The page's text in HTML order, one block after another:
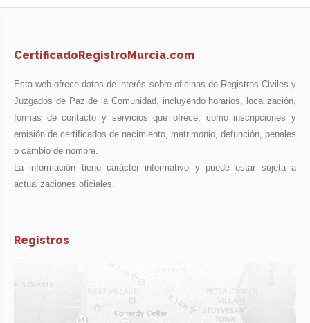
CertificadoRegistroMurcia.com
Esta web ofrece datos de interés sobre oficinas de Registros Civiles y
Juzgados de Paz de la Comunidad, incluyendo horarios, localización,
formas de contacto y servicios que ofrece, como inscripciones y
emisión de certificados de nacimiento, matrimonio, defunción, penales
o cambio de nombre.
La información tiene carácter informativo y puede estar sujeta a
actualizaciones oficiales.
Registros